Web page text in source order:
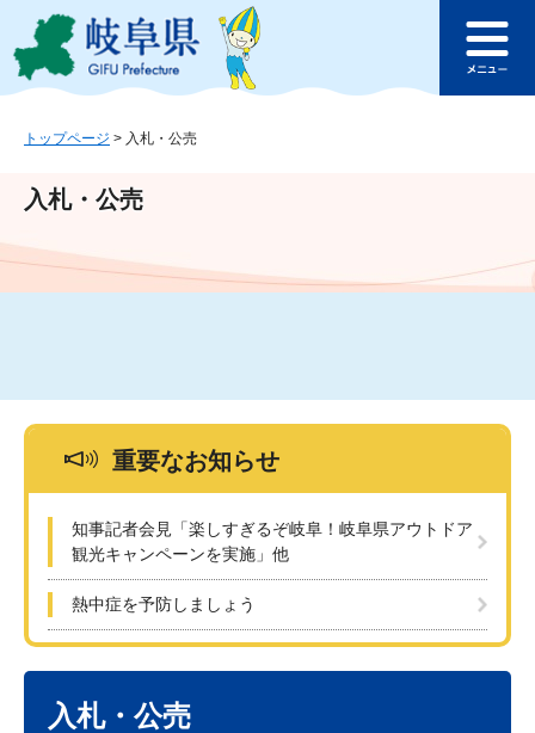
ジ
ュ
文
このページの本文へ
ュ
トップページ > 入札・公売
入札・公売
重要なお知らせ
知事記者会見「楽しすぎるぞ岐阜！岐阜県アウトドア
観光キャンペーンを実施」他
熱中症を予防しましょう
入札・公売